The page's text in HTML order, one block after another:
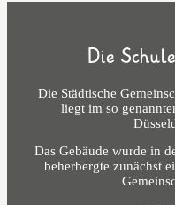
Die
Die Städtische
liegt im so
Das Gebäude wurde in
beherbergte zunächst